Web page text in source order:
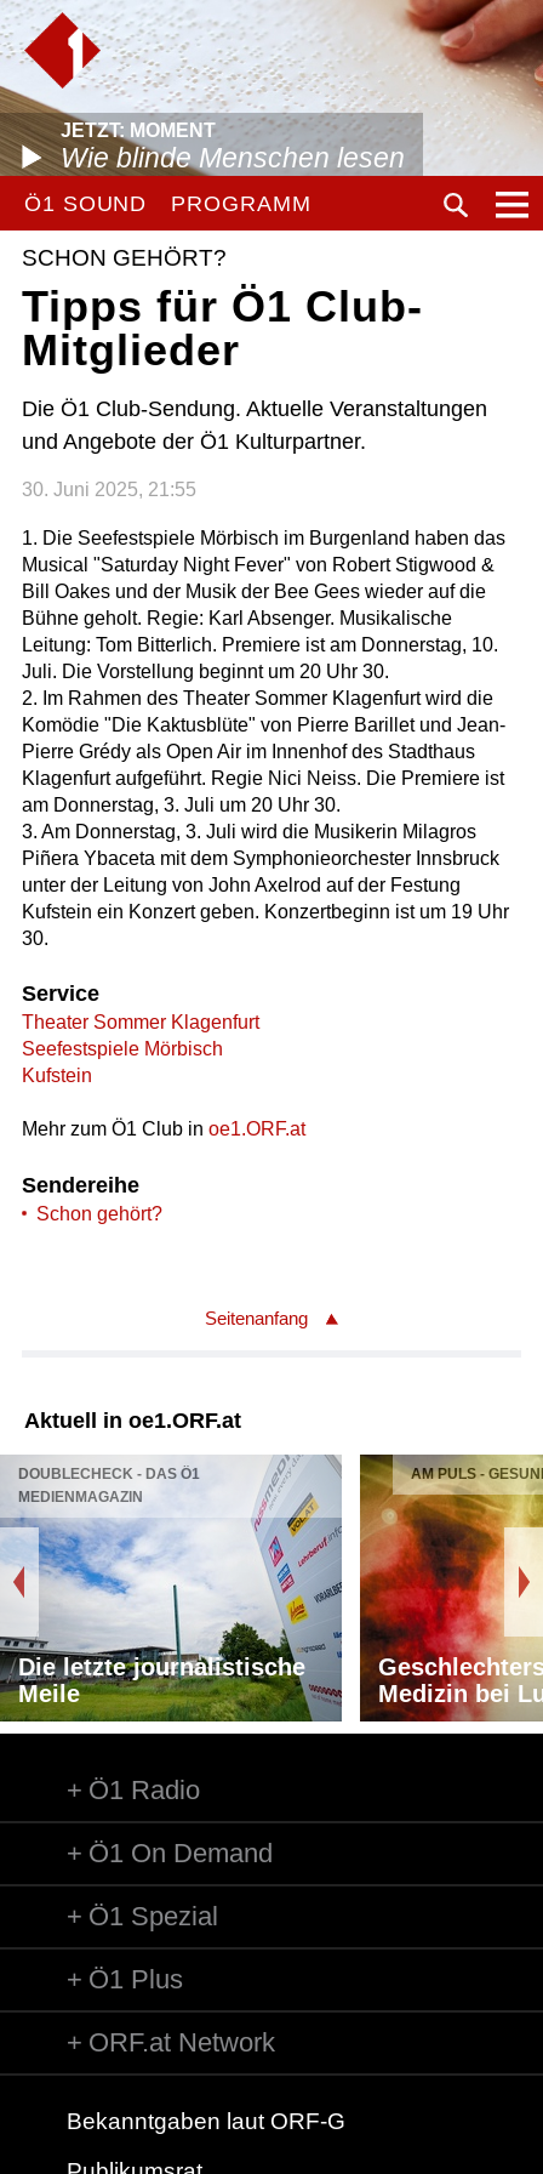
JETZT: MOMENT
Wie blinde Menschen lesen
Ö1 SOUND PROGRAMM
SCHON GEHÖRT?
Tipps für Ö1 Club-
Mitglieder
Die Ö1 Club-Sendung. Aktuelle Veranstaltungen
und Angebote der Ö1 Kulturpartner.
30. Juni 2025, 21:55
1. Die Seefestspiele Mörbisch im Burgenland haben das
Musical "Saturday Night Fever" von Robert Stigwood &
Bill Oakes und der Musik der Bee Gees wieder auf die
Bühne geholt. Regie: Karl Absenger. Musikalische
Leitung: Tom Bitterlich. Premiere ist am Donnerstag, 10.
Juli. Die Vorstellung beginnt um 20 Uhr 30.
2. Im Rahmen des Theater Sommer Klagenfurt wird die
Komödie "Die Kaktusblüte" von Pierre Barillet und Jean-
Pierre Grédy als Open Air im Innenhof des Stadthaus
Klagenfurt aufgeführt. Regie Nici Neiss. Die Premiere ist
am Donnerstag, 3. Juli um 20 Uhr 30.
3. Am Donnerstag, 3. Juli wird die Musikerin Milagros
Piñera Ybaceta mit dem Symphonieorchester Innsbruck
unter der Leitung von John Axelrod auf der Festung
Kufstein ein Konzert geben. Konzertbeginn ist um 19 Uhr
30.
Service
Theater Sommer Klagenfurt
Seefestspiele Mörbisch
Kufstein
Mehr zum Ö1 Club in oe1.ORF.at
Sendereihe
Schon gehört?
Seitenanfang
Aktuell in oe1.ORF.at
DOUBLECHECK - DAS Ö1
MEDIENMAGAZIN
Die letzte journalistische
Meile
AM PULS -
Medizin bei
Ö1 Radio
Ö1 On Demand
Ö1 Spezial
Ö1 Plus
ORF.at Network
Bekanntgaben laut ORF-G